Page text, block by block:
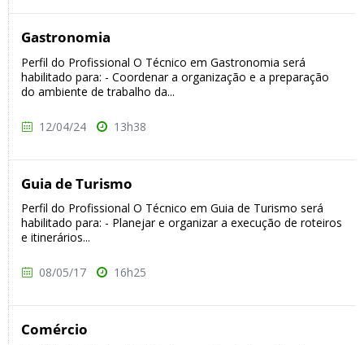
Gastronomia
Perfil do Profissional O Técnico em Gastronomia será
habilitado para: - Coordenar a organização e a preparação
do ambiente de trabalho da...
12/04/24 13h38
Guia de Turismo
Perfil do Profissional O Técnico em Guia de Turismo será
habilitado para: - Planejar e organizar a execução de roteiros
e itinerários...
08/05/17 16h25
Comércio